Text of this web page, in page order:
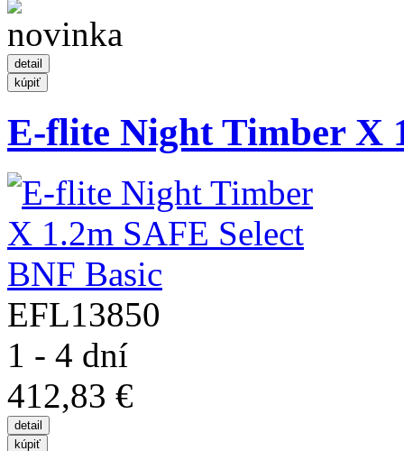
E-flite Night Timber X
EFL13850
1 - 4 dní
412,83 €